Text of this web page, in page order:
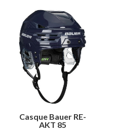
Casque Bauer RE-
AKT 85